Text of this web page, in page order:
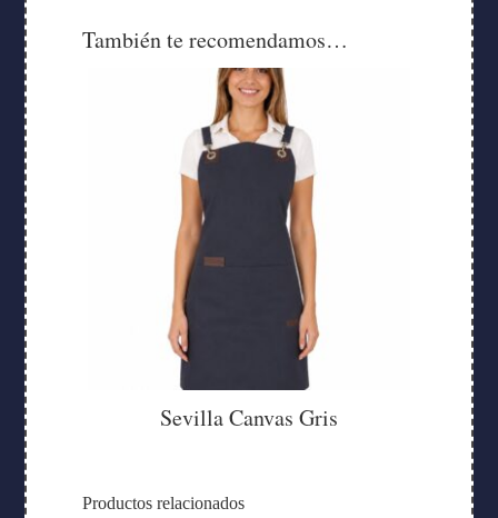
También te recomendamos…
Sevilla Canvas Gris
Productos relacionados